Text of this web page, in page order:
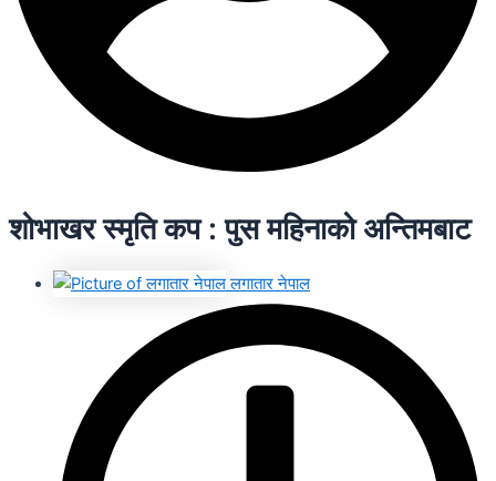
शोभाखर स्मृति कप : पुस महिनाको अन्तिमबाट
लगातार नेपाल